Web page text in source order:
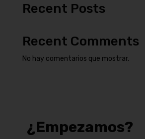
Recent Posts
Recent Comments
No hay comentarios que mostrar.
¿Empezamos?